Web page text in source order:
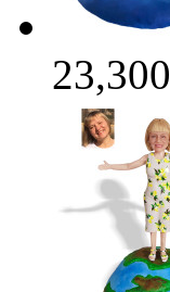
23,300